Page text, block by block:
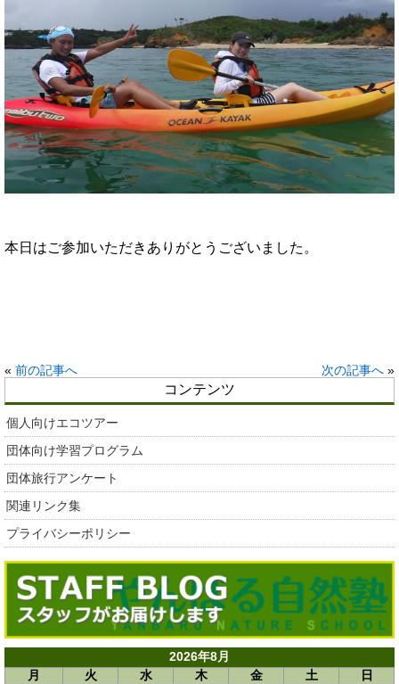
本日はご参加いただきありがとうございました。
« 前の記事へ 次の記事へ »
コンテンツ
個人向けエコツアー
団体向け学習プログラム
団体旅行アンケート
関連リンク集
プライバシーポリシー
2026年8月
月
火 水 木 金 土
日